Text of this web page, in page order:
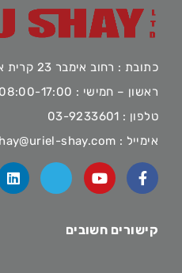
כתובת : רחוב אימבר 23 קרית אריה, פתח תקווה
ראשון – חמישי : 08:00-17:00
טלפון : 03-9233601
אימייל : shay.com
קישורים חשובים